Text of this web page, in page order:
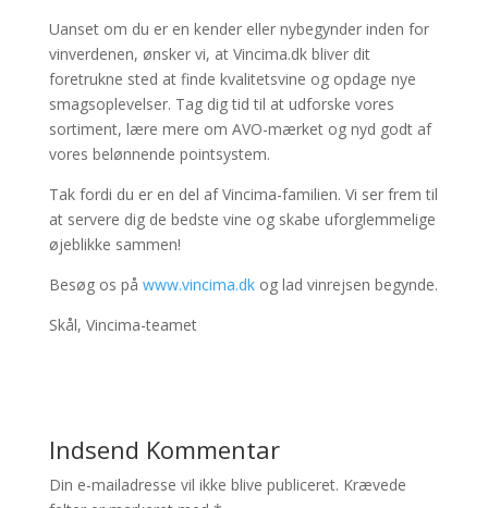
Uanset om du er en kender eller nybegynder inden for
vinverdenen, ønsker vi, at Vincima.dk bliver dit
foretrukne sted at finde kvalitetsvine og opdage nye
smagsoplevelser. Tag dig tid til at udforske vores
sortiment, lære mere om AVO-mærket og nyd godt af
vores belønnende pointsystem.
Tak fordi du er en del af Vincima-familien. Vi ser frem til
at servere dig de bedste vine og skabe uforglemmelige
øjeblikke sammen!
Besøg os på www.vincima.dkog lad vinrejsen begynde.
Skål, Vincima-teamet
Indsend Kommentar
Din e-mailadresse vil ikke blive publiceret. Krævede